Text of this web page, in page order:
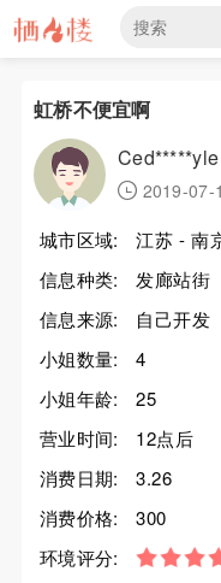
虹桥不便宜啊
Ced*****yle
2019-07-
城市区域:
江苏 - 南
信息种类:
发廊站街
信息来源:
自己开发
小姐数量:
4
小姐年龄:
25
营业时间:
12点后
消费日期:
3.26
消费价格:
300
环境评分: